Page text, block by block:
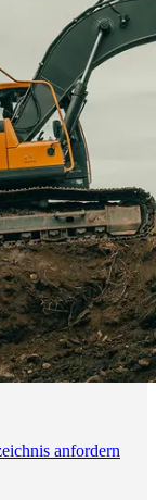
anfordern